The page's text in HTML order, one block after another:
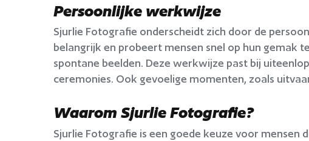
Persoonlijke werkwijze
Sjurlie Fotografie onderscheidt zich door de
belangrijk en probeert mensen snel op hun gemak
spontane beelden. Deze werkwijze past bij
ceremonies. Ook gevoelige momenten, zoals
Waarom Sjurlie Fotografie?
Sjurlie Fotografie is een goede keuze voor mensen